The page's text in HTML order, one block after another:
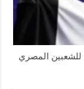
للشعبين المصري